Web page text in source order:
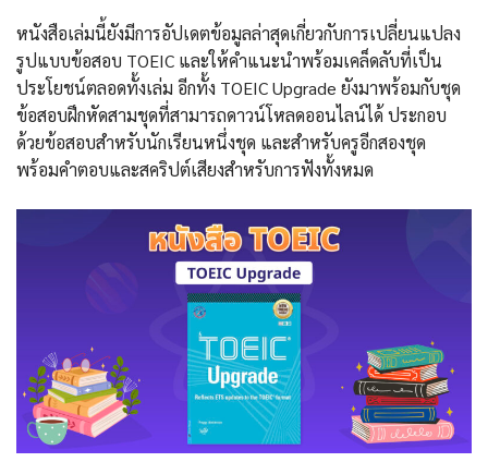
หนังสือเล่มนี้ยังมีการอัปเดตข้อมูลล่าสุดเกี่ยวกับการเปลี่ยนแปลง
รูปแบบข้อสอบ TOEIC และให้คำแนะนำพร้อมเคล็ดลับที่เป็น
ประโยชน์ตลอดทั้งเล่ม อีกทั้ง TOEIC Upgrade ยังมาพร้อมกับชุด
ข้อสอบฝึกหัดสามชุดที่สามารถดาวน์โหลดออนไลน์ได้ ประกอบ
ด้วยข้อสอบสำหรับนักเรียนหนึ่งชุด และสำหรับครูอีกสองชุด
พร้อมคำตอบและสคริปต์เสียงสำหรับการฟังทั้งหมด